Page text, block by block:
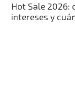
Hot Sale 2026:
intereses y